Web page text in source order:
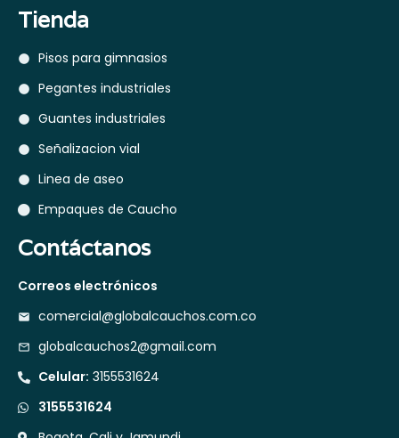
Tienda
Pisos para gimnasios
Pegantes industriales
Guantes industriales
Señalizacion vial
Linea de aseo
Empaques de Caucho
Contáctanos
Correos electrónicos
comercial@globalcauchos.com.co
globalcauchos2@gmail.com
Celular: 3155531624
3155531624